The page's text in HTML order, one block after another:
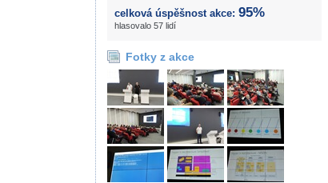
celková úspěšnost akce: 95%
hlasovalo 57 lidí
Fotky z akce